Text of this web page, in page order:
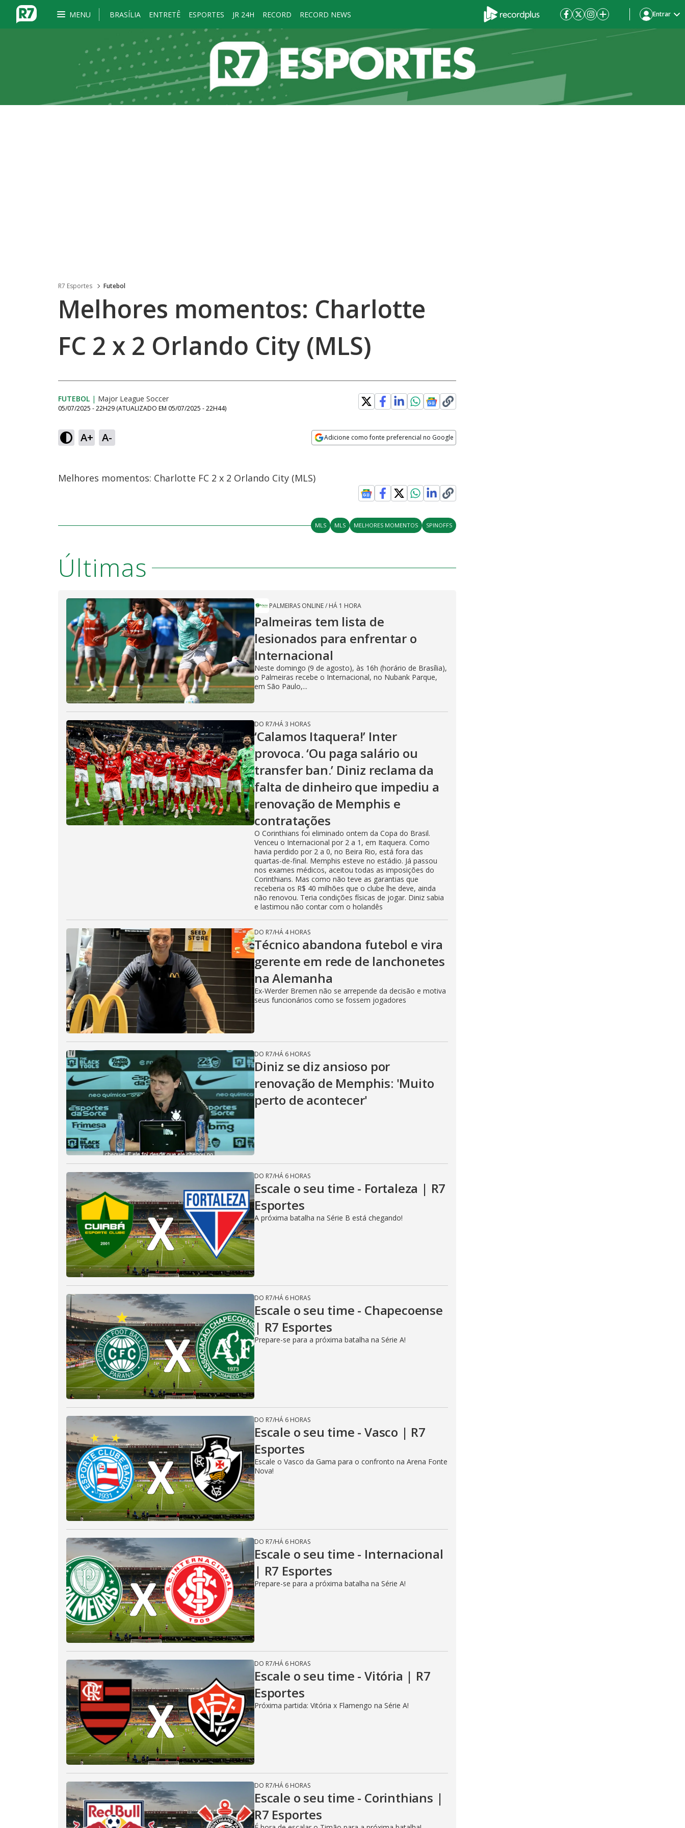
MENU BRASÍLIA ENTRETÊ ESPORTES JR 24H RECORD RECORD NEWS Entrar
R7 Esportes Futebol
Melhores momentos: Charlotte
FC 2 x 2 Orlando City (MLS)
FUTEBOL | Major League Soccer
05/07/2025 - 22H29 (ATUALIZADO EM 05/07/2025 - 22H44)
A+ A- Adicione como fonte preferencial no Google
Melhores momentos: Charlotte FC 2 x 2 Orlando City (MLS)
MLS MLS MELHORES MOMENTOS SPINOFFS
Últimas
PALMEIRAS ONLINE/ HÁ 1 HORA
Palmeiras tem lista de
lesionados para enfrentar o
Internacional
Neste domingo (9 de agosto), às 16h (horário de Brasília),
o Palmeiras recebe o Internacional, no Nubank Parque,
em São Paulo,...
DO R7/HÁ 3 HORAS
‘Calamos Itaquera!’ Inter
provoca. ‘Ou paga salário ou
transfer ban.’ Diniz reclama da
falta de dinheiro que impediu a
renovação de Memphis e
contratações
O Corinthians foi eliminado ontem da Copa do Brasil.
Venceu o Internacional por 2 a 1, em Itaquera. Como
havia perdido por 2 a 0, no Beira Rio, está fora das
quartas-de-final. Memphis esteve no estádio. Já passou
nos exames médicos, aceitou todas as imposições do
Corinthians. Mas como não teve as garantias que
receberia os R$ 40 milhões que o clube lhe deve, ainda
não renovou. Teria condições físicas de jogar. Diniz sabia
e lastimou não contar com o holandês
DO R7/HÁ 4 HORAS
Técnico abandona futebol e vira
gerente em rede de lanchonetes
na Alemanha
Ex-Werder Bremen não se arrepende da decisão e motiva
seus funcionários como se fossem jogadores
DO R7/HÁ 6 HORAS
Diniz se diz ansioso por
renovação de Memphis: 'Muito
perto de acontecer'
DO R7/HÁ 6 HORAS
Escale o seu time - Fortaleza | R7
Esportes
A próxima batalha na Série B está chegando!
DO R7/HÁ 6 HORAS
Escale o seu time - Chapecoense
| R7 Esportes
Prepare-se para a próxima batalha na Série A!
DO R7/HÁ 6 HORAS
Escale o seu time - Vasco | R7
Esportes
Escale o Vasco da Gama para o confronto na Arena Fonte
Nova!
DO R7/HÁ 6 HORAS
Escale o seu time - Internacional
| R7 Esportes
Prepare-se para a próxima batalha na Série A!
DO R7/HÁ 6 HORAS
Escale o seu time - Vitória | R7
Esportes
Próxima partida: Vitória x Flamengo na Série A!
DO R7/HÁ 6 HORAS
Escale o seu time - Corinthians |
R7 Esportes